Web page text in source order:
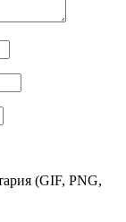
(GIF, PNG,